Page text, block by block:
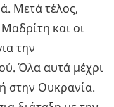
Μετά τέλος,
και οι
την
Όλα αυτά μέχρι
στην Ουκρανία.